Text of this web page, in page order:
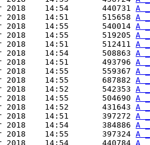
2018    14:54       440731
A
2018    14:51       515658
A
2018    14:55       540014
A
2018    14:55       519205
A
2018    14:51       512411
A
2018    14:54       508863
A
2018    14:51       493796
A
2018    14:55       559367
A
2018    14:55       687882
A
2018    14:52       542353
A
2018    14:55       504690
A
2018    14:52       431643
A
2018    14:51       397272
A
2018    14:54       384886
A
2018    14:55       397324
A
2018    14:54       440784
A